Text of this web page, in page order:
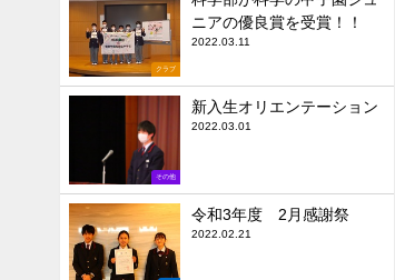
クラブ
ニアの優良賞を受賞！！
2022.03.11
その他
新入生オリエンテーション
2022.03.01
令和3年度 2月感謝祭
2022.02.21